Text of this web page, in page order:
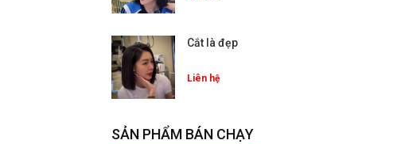
Cắt là đẹp
Liên hệ
SẢN PHẨM BÁN CHẠY